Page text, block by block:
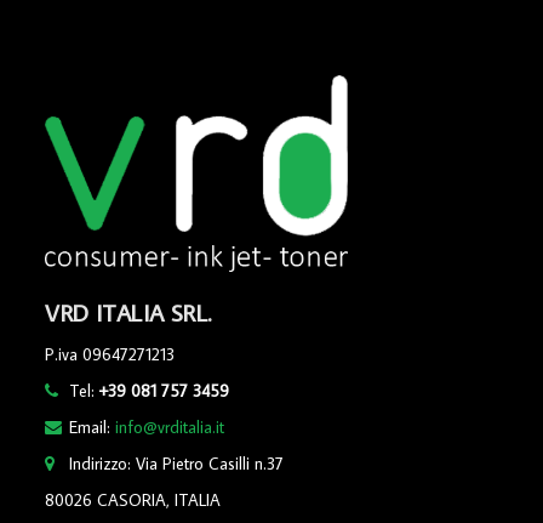
VRD ITALIA SRL.
P.iva 09647271213
Tel:+39 081 757 3459
Email:info@vrditalia.it
Indirizzo: Via Pietro Casilli n.37
80026 CASORIA, ITALIA